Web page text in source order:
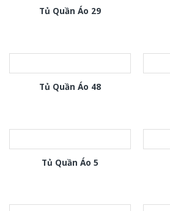
Tủ Quần Áo 29
Tủ Quần Áo 48
Tủ Quần Áo 5